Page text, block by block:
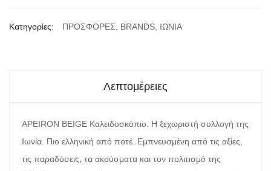
Κατηγορίες: ΠΡΟΣΦΟΡΕΣ, BRANDS, ΙΩΝΙΑ
Λεπτομέρειες
APEIRON BEIGE Καλειδοσκόπιο. Η ξεχωριστή συλλογή της
Ιωνία. Πιο ελληνική από ποτέ. Εμπνευσμένη από τις αξίες,
τις παραδόσεις, τα ακούσματα και τον πολιτισμό της